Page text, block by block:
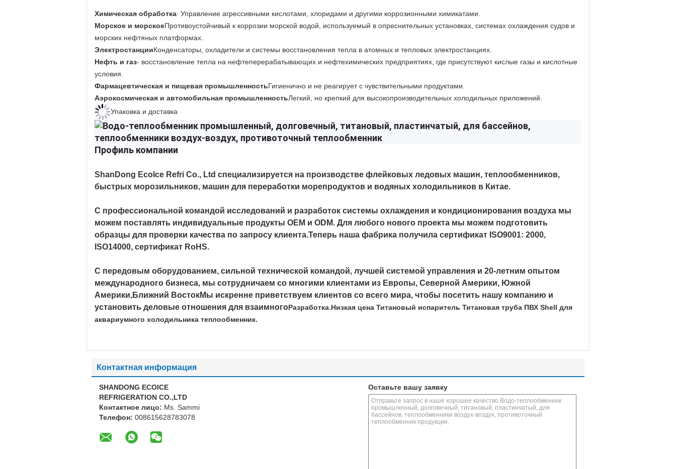
Химическая обработка∙ Управление агрессивными кислотами, хлоридами и другими коррозионными химикатами.
Морское и морскоеПротивоустойчивый к коррозии морской водой, используемый в опреснительных установках, системах охлаждения судов и
морских нефтяных платформах.
ЭлектростанцииКонденсаторы, охладители и системы восстановления тепла в атомных и тепловых электростанциях.
Нефть и газ- восстановление тепла на нефтеперерабатывающих и нефтехимических предприятиях, где присутствуют кислые газы и кислотные
условия.
Фармацевтическая и пищевая промышленностьГигиенично и не реагирует с чувствительными продуктами.
Аэрокосмическая и автомобильная промышленностьЛегкий, но крепкий для высокопроизводительных холодильных приложений.
Упаковка и доставка
Профиль компании
ShanDong EcoIce Refri Co., Ltd специализируется на производстве флейковых ледовых машин, теплообменников,
быстрых морозильников, машин для переработки морепродуктов и водяных холодильников в Китае.
С профессиональной командой исследований и разработок системы охлаждения и кондиционирования воздуха мы
можем поставлять индивидуальные продукты OEM и ODM. Для любого нового проекта мы можем подготовить
образцы для проверки качества по запросу клиента.Теперь наша фабрика получила сертификат ISO9001: 2000,
ISO14000, сертификат RoHS.
С передовым оборудованием, сильной технической командой, лучшей системой управления и 20-летним опытом
международного бизнеса, мы сотрудничаем со многими клиентами из Европы, Северной Америки, Южной
Америки,Ближний ВостокМы искренне приветствуем клиентов со всего мира, чтобы посетить нашу компанию и
установить деловые отношения для взаимногоРазработка.Низкая цена Титановый испаритель Титановая труба ПВХ Shell для
аквариумного холодильника теплообменник.
Контактная информация
SHANDONG ECOICE
REFRIGERATION CO.,LTD
Контактное лицо: Ms. Sammi
Телефон: 008615628783078
Оставьте вашу заявку